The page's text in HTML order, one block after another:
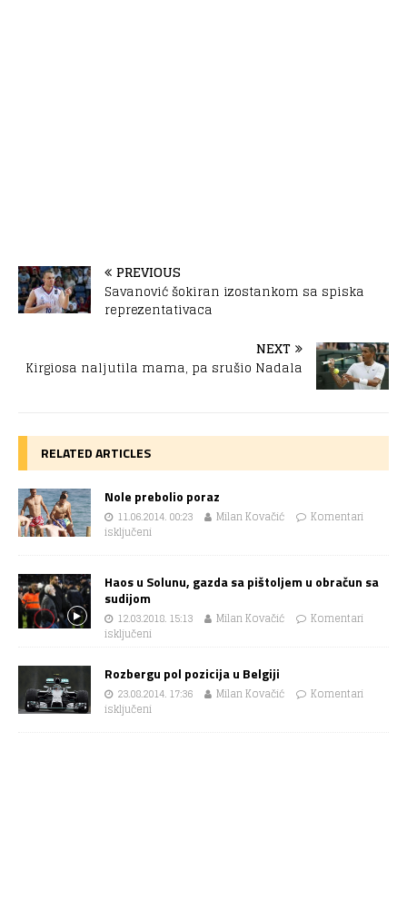
PREVIOUS
Savanović šokiran izostankom sa spiska
reprezentativaca
NEXT
Kirgiosa naljutila mama, pa srušio Nadala
RELATED ARTICLES
Nole prebolio poraz
11.06.2014. 00:23 Milan Kovačić
Komentari
isključeni
Haos u Solunu, gazda sa pištoljem u obračun sa
sudijom
12.03.2018. 15:13 Milan Kovačić
Komentari
isključeni
Rozbergu pol pozicija u Belgiji
23.08.2014. 17:36 Milan Kovačić
Komentari
isključeni